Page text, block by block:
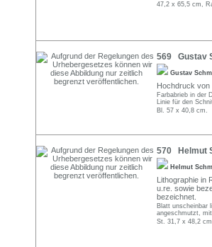
47,2 x 65,5 cm,
569 Gustav
Gustav
Hochdruck von
Farbabrieb in der
Linie für den
Bl. 57 x 40,8 cm.
570 Helmut
Helmut
Lithographie in
u.re. sowie
bezeichnet.
Blatt unscheinbar
angeschmutzt,
St. 31,7 x 48,2